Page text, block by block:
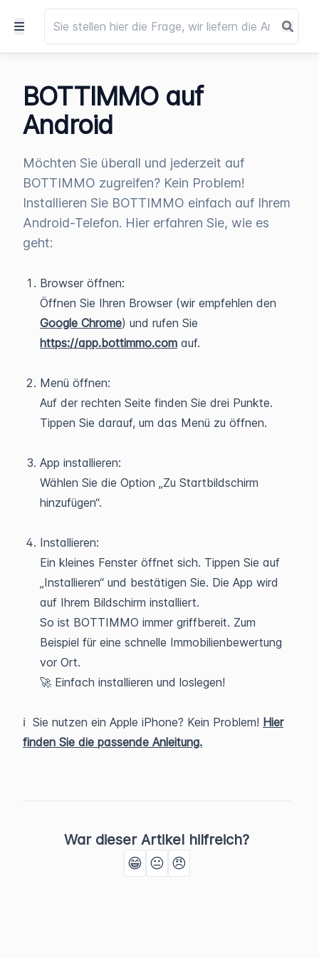
BOTTIMMO auf
Android
Möchten Sie überall und jederzeit auf
BOTTIMMO zugreifen? Kein Problem!
Installieren Sie BOTTIMMO einfach auf Ihrem
Android-Telefon. Hier erfahren Sie, wie es
geht:
Browser öffnen:
Öffnen Sie Ihren Browser (wir empfehlen den
Google Chrome) und rufen Sie
https://app.bottimmo.com auf.
Menü öffnen:
Auf der rechten Seite finden Sie drei Punkte.
Tippen Sie darauf, um das Menü zu öffnen.
App installieren:
Wählen Sie die Option „Zu Startbildschirm
hinzufügen“.
Installieren:
Ein kleines Fenster öffnet sich. Tippen Sie auf
„Installieren“ und bestätigen Sie. Die App wird
auf Ihrem Bildschirm installiert.
So ist BOTTIMMO immer griffbereit. Zum
Beispiel für eine schnelle Immobilienbewertung
vor Ort.
🚀 Einfach installieren und loslegen!
ℹ️ Sie nutzen ein Apple iPhone? Kein Problem! Hier
finden Sie die passende Anleitung.
War dieser Artikel hilfreich?
😁 😐 😠